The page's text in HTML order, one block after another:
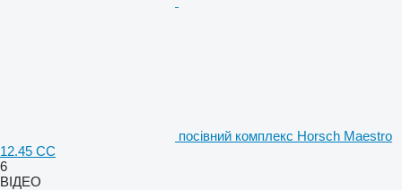
посівний комплекс Horsch Maestro
12.45 CC
6
ВІДЕО